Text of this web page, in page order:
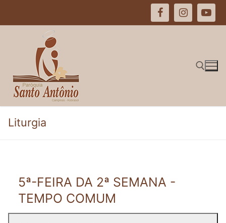
Pesquisar por:
Liturgia
5ª-FEIRA DA 2ª SEMANA -
TEMPO COMUM